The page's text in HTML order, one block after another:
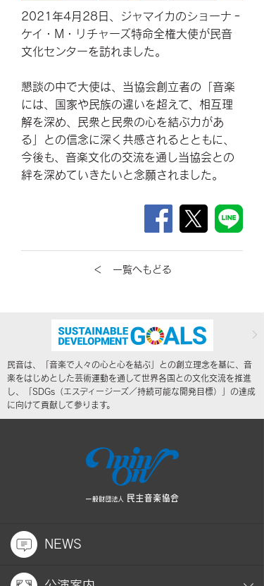
2021年4月28日、ジャマイカのショーナ‐
ケイ・M・リチャーズ特命全権大使が民音
文化センターを訪れました。
懇談の中で大使は、当協会創立者の「音楽
には、国家や民族の違いを超えて、相互理
解を深め、民衆と民衆の心を結ぶ力があ
る」との信念に深く共感されるとともに、
今後も、音楽文化の交流を通し当協会との
絆を深めていきたいと念願されました。
＜ 一覧へもどる
民音は、「音楽で人々の心と心を結ぶ」との創立理念を基に、音
楽をはじめとした芸術運動を通して世界各国との文化交流を推進
し、「SDGs（エスディージーズ／持続可能な開発目標）」の達成
に向けて貢献して参ります。
NEWS